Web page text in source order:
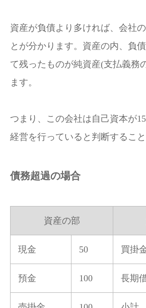
資産が負債より多ければ、会社
とが分かります。資産の内、負
て残ったものが純資産(支払義務
ます。
つまり、この会社は自己資本が
経営を行っていると判断すること
債務超過の場合
資産の部
現金 50 買掛
預金 100 長期